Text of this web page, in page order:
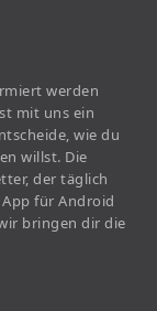
werden
mit uns ein
wie du
willst. Die
der täglich
für Android
bringen dir die